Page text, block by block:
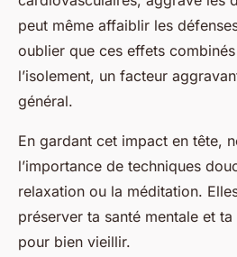
peut même affaiblir les
oublier que ces effets
l’isolement, un facteur
général.
En gardant cet impact en tête,
l’importance de techniques
relaxation ou la méditation.
préserver ta santé mentale et
pour bien vieillir.